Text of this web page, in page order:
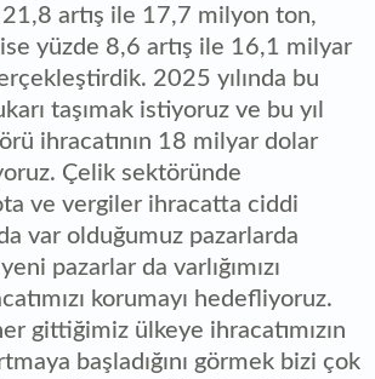
21,8 artış ile 17,7 milyon ton,
yüzde 8,6 artış ile 16,1 milyar
2025 yılında bu
taşımak istiyoruz ve bu yıl
ihracatının 18 milyar dolar
Çelik sektöründe
ve vergiler ihracatta ciddi
var olduğumuz pazarlarda
pazarlar da varlığımızı
korumayı hedefliyoruz.
gittiğimiz ülkeye ihracatımızın
başladığını görmek bizi çok